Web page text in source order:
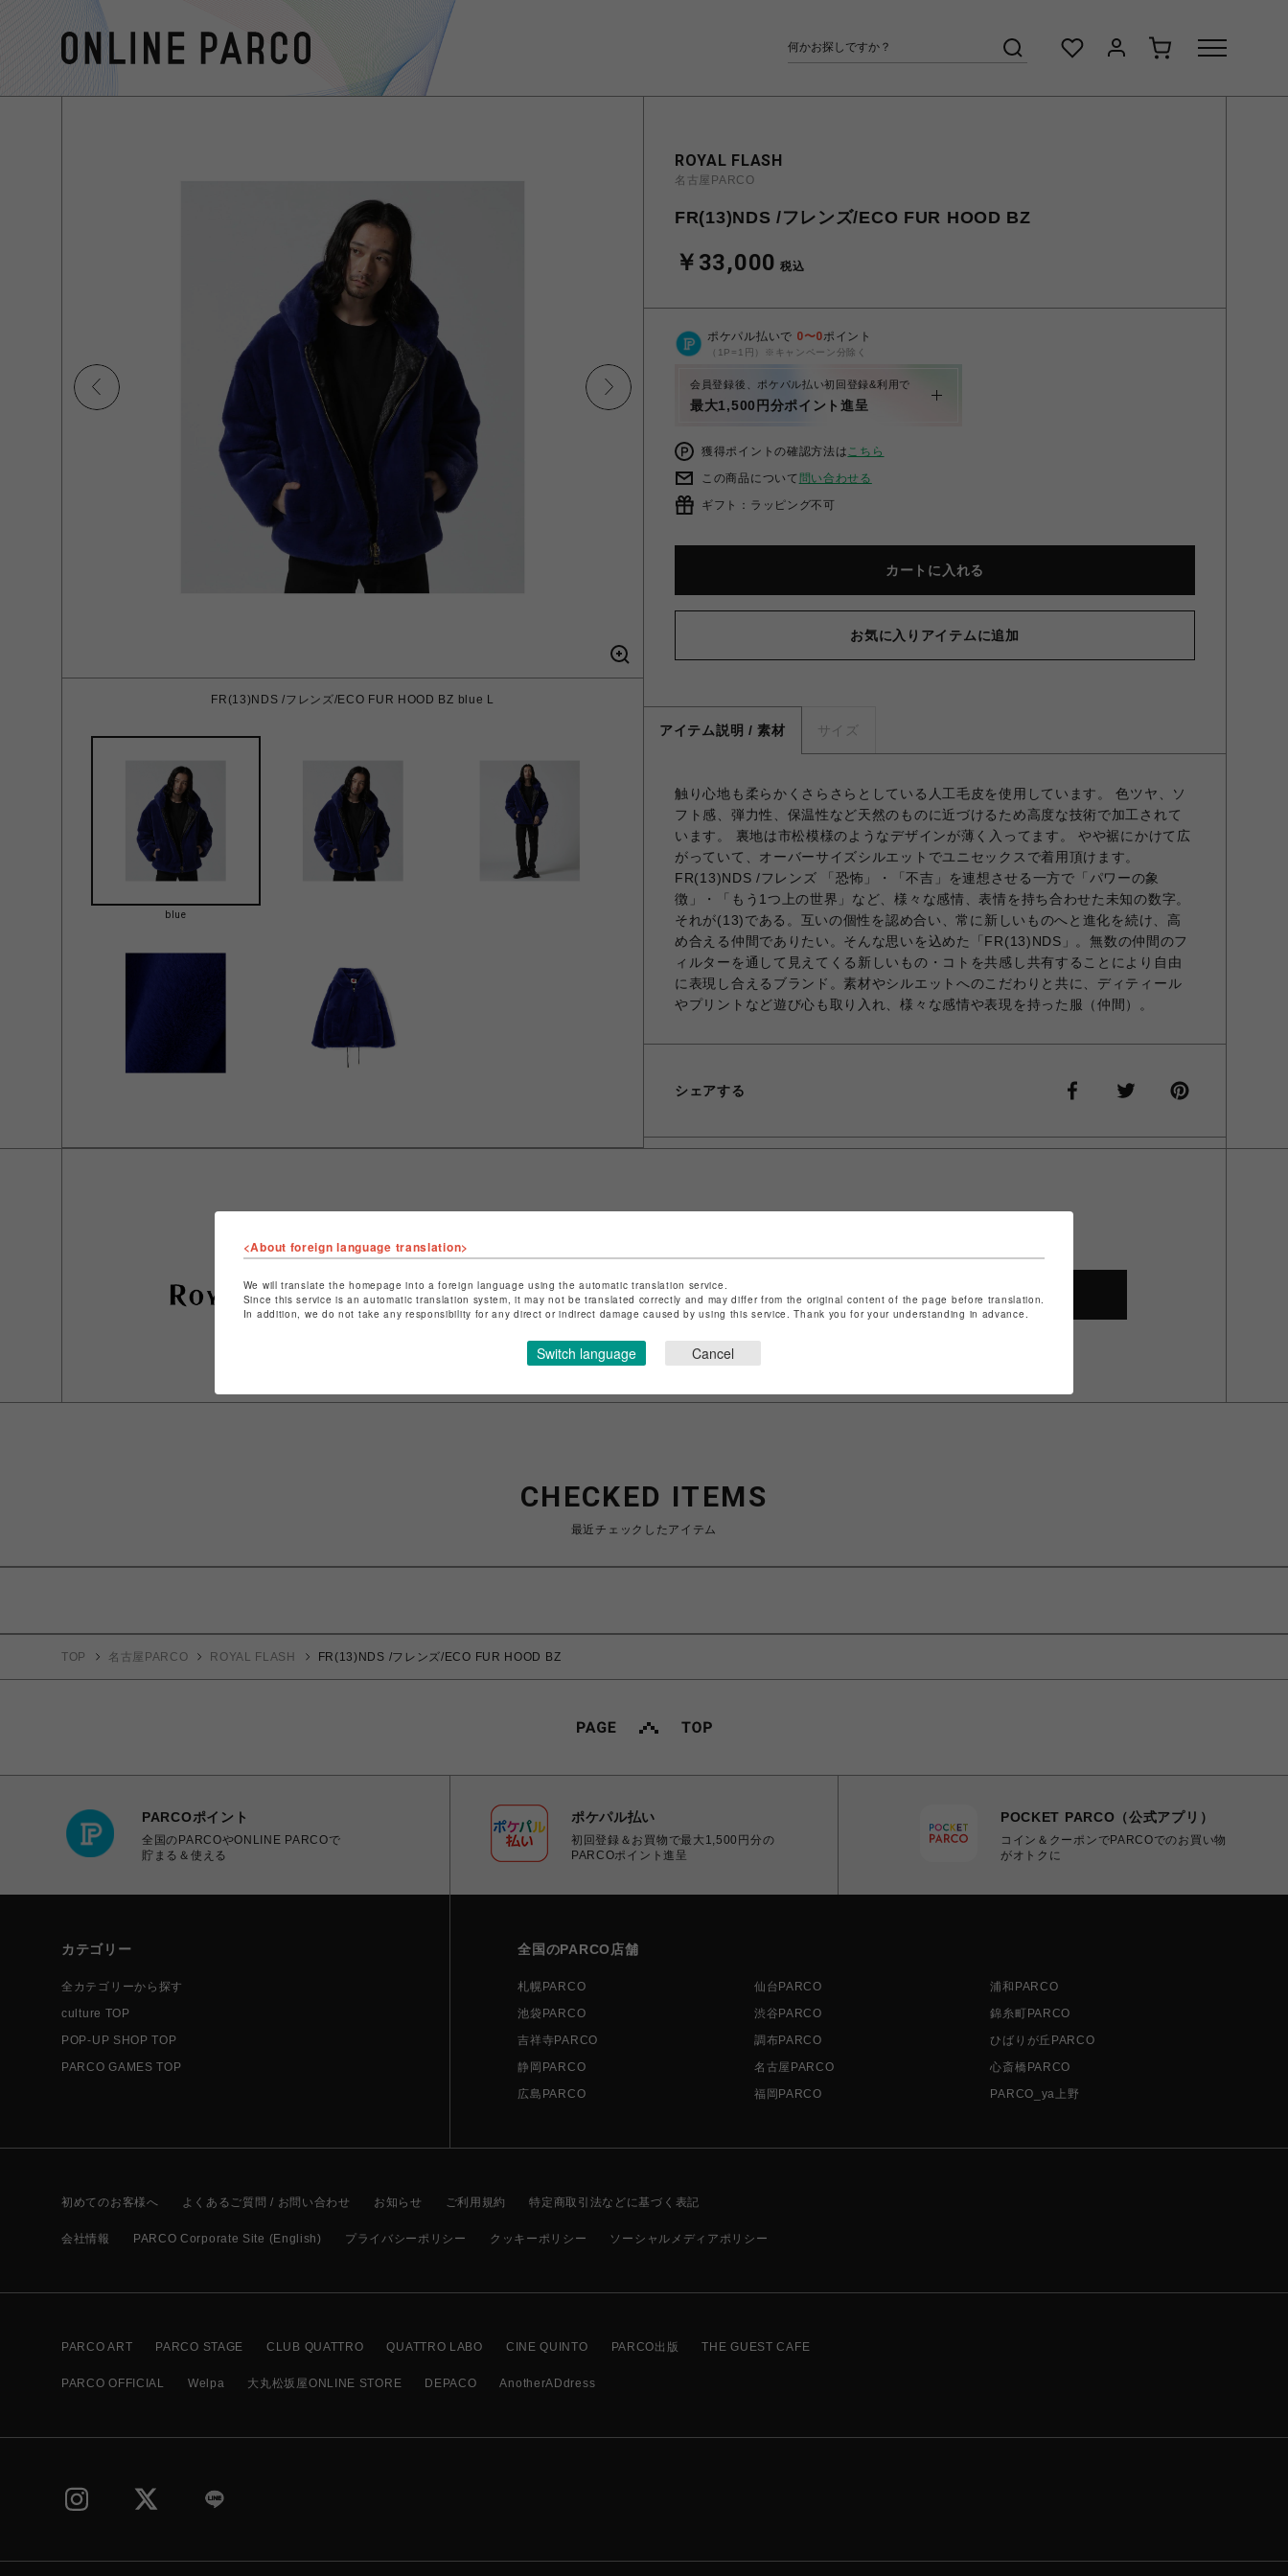
FR(13)NDS /フレンズ/ECO FUR HOOD BZ blue L
blue
ROYAL FLASH
名古屋PARCO
FR(13)NDS /フレンズ/ECO FUR HOOD BZ
￥33,000 税込
ポケパル払いで 0〜0ポイント
（1P=1円）※キャンペーン分除く
会員登録後、ポケパル払い初回登録&利用で
最大1,500円分ポイント進呈
獲得ポイントの確認方法はこちら
この商品について 問い合わせる
ギフト：ラッピング不可
カートに入れる
お気に入りアイテムに追加
アイテム説明 / 素材 サイズ
触り心地も柔らかくさらさらとしている人工毛皮を使用しています。 色ツヤ、ソ
フト感、弾力性、保温性など天然のものに近づけるため高度な技術で加工されて
います。 裏地は市松模様のようなデザインが薄く入ってます。 やや裾にかけて広
がっていて、オーバーサイズシルエットでユニセックスで着用頂けます。
FR(13)NDS /フレンズ 「恐怖」・「不吉」を連想させる一方で「パワーの象
徴」・「もう1つ上の世界」など、様々な感情、表情を持ち合わせた未知の数字。
それが(13)である。互いの個性を認め合い、常に新しいものへと進化を続け、高
め合える仲間でありたい。そんな思いを込めた「FR(13)NDS」。無数の仲間のフ
ィルターを通して見えてくる新しいもの・コトを共感し共有することにより自由
に表現し合えるブランド。素材やシルエットへのこだわりと共に、ディティール
やプリントなど遊び心も取り入れ、様々な感情や表現を持った服（仲間）。
シェアする
ショップ名
特定商取引法など法令に基づく表記はこちら
ショップお問い合わせはこちら
SHOP TOP
CHECKED ITEMS
最近チェックしたアイテム
TOP 名古屋PARCO ROYAL FLASH FR(13)NDS /フレンズ/ECO FUR HOOD BZ
PARCOポイント
全国のPARCOやONLINE PARCOで
貯まる＆使える
ポケパル払い
初回登録＆お買物で最大1,500円分の
PARCOポイント進呈
POCKET PARCO（公式アプリ）
コイン＆クーポンでPARCOでのお買い物
がオトクに
カテゴリー
全カテゴリーから探す
culture TOP
POP-UP SHOP TOP
PARCO GAMES TOP
全国のPARCO店舗
札幌PARCO 仙台PARCO
浦和PARCO
池袋PARCO
渋谷PARCO
錦糸町PARCO
吉祥寺PARCO
調布PARCO
ひばりが丘PARCO
静岡PARCO
名古屋PARCO
心斎橋PARCO
広島PARCO
福岡PARCO PARCO_ya上野
初めてのお客様へ よくあるご質問 / お問い合わせ お知らせ ご利用規約 特定商取引法などに基づく表記
会社情報 PARCO Corporate Site (English) プライバシーポリシー クッキーポリシー ソーシャルメディアポリシー
PARCO ART PARCO STAGE CLUB QUATTRO QUATTRO LABO CINE QUINTO PARCO出版 THE GUEST CAFE
PARCO OFFICIAL Welpa 大丸松坂屋ONLINE STORE DEPACO AnotherADdress
<About foreign language translation>
We will translate the homepage into a foreign language using the automatic translation service.
Since this service is an automatic translation system, it may not be translated correctly and may differ from the original content of the page before translation.
In addition, we do not take any responsibility for any direct or indirect damage caused by using this service. Thank you for your understanding in advance.
Switch language Cancel